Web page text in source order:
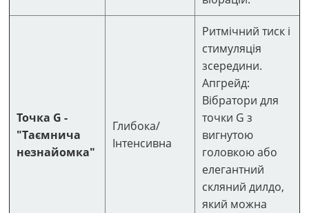
Точка G -
"Таємнича
незнайомка"
Глибока/
Інтенсивна
Ритмічний тиск і
стимуляція
зсередини.
Апгрейд:
Вібратори для
точки G з
вигнутою
головкою або
елегантний
скляний дилдо,
який можна